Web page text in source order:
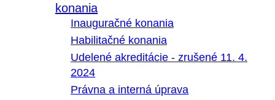
konania
Inauguračné konania
Habilitačné konania
Udelené akreditácie - zrušené 11. 4.
2024
Právna a interná úprava